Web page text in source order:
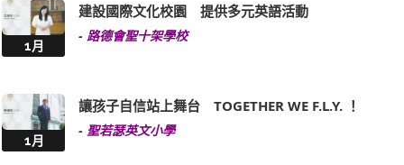
1月
建設國際文化校園 提供多元英語活動
- 路德會聖十架學校
1月
讓孩子自信站上舞台 TOGETHER WE F.L.Y. ！
- 聖若瑟英文小學